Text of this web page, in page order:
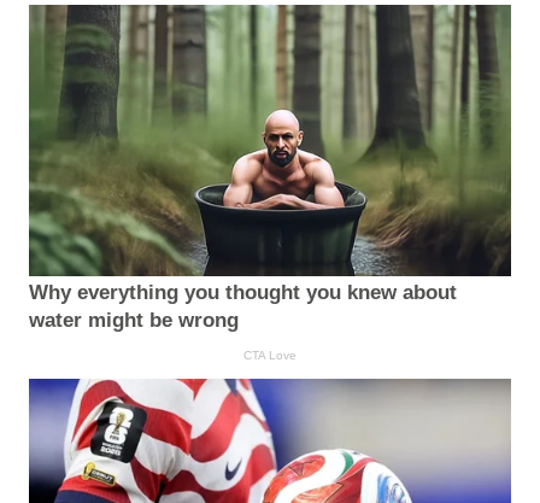
Why everything you thought you knew about
water might be wrong
CTA Love